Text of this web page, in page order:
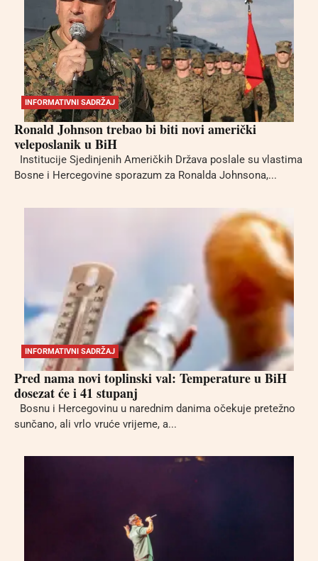
INFORMATIVNI SADRŽAJ
Ronald Johnson trebao bi biti novi američki
veleposlanik u BiH
Institucije Sjedinjenih Američkih Država poslale su vlastima
Bosne i Hercegovine sporazum za Ronalda Johnsona,...
INFORMATIVNI SADRŽAJ
Pred nama novi toplinski val: Temperature u BiH
dosezat će i 41 stupanj
Bosnu i Hercegovinu u narednim danima očekuje pretežno
sunčano, ali vrlo vruće vrijeme, a...